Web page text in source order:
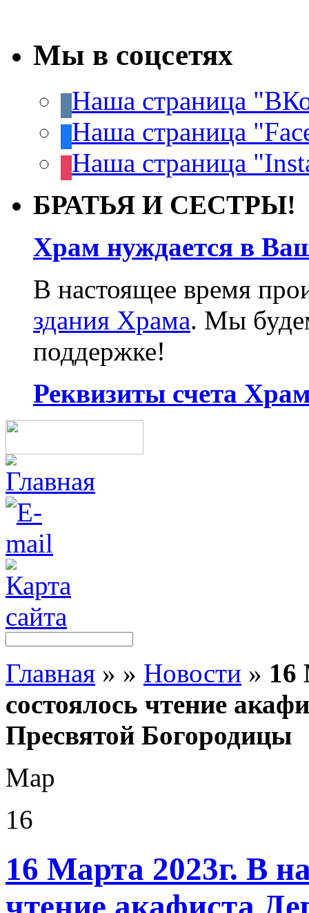
Мы в соцсетях
Наша страница
Наша страница
Наша страница
БРАТЬЯ И СЕСТРЫ!
Храм нуждается в
В настоящее время
здания Храма. Мы
поддержке!
Реквизиты счета
Главная » » Новости » 16
состоялось чтение
Пресвятой Богородицы
Мар
16
16 Марта 2023г. В